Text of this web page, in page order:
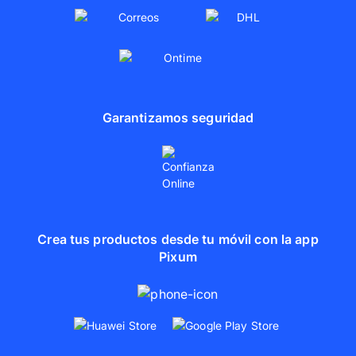
Garantizamos seguridad
Crea tus productos desde tu móvil con la app
Pixum